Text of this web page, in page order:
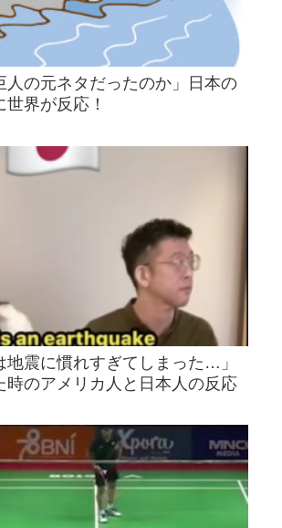
人の元ネタだったのか」日本の
界が反応！
地震に慣れすぎてしまった…」
時のアメリカ人と日本人の反応